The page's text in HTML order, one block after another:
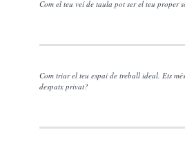
Com el teu veí de taula pot ser el teu proper
Com triar el teu espai de treball ideal. Ets
despatx privat?